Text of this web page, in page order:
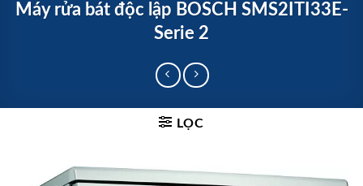
Máy rửa bát độc lập BOSCH SMS2ITI33E-
Serie 2
LỌC